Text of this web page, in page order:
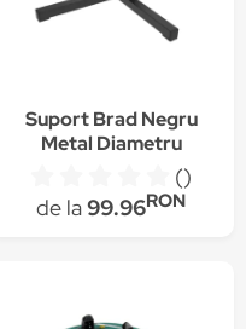
Suport Brad Negru
Metal Diametru
Reglabil 100mm-
45mm, Reglare
Perpendicularitate
()
de la99.96RON